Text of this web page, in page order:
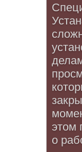
этом
о